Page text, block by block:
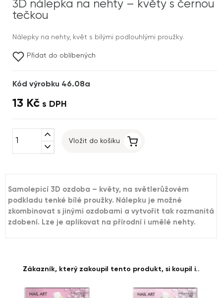
3D nálepka na nehty – květy s černou
tečkou
Nálepky na nehty, květ s bílými podlouhlými proužky.
Přidat do oblíbených
Kód výrobku 46.08a
13 Kč s DPH
expand_less
expand_more
Vložit do košíku
Samolepicí 3D ozdoba – květy, na světlerůžovém
podkladu tenké bílé proužky. Nálepku je možné
zkombinovat s jinými ozdobami a vytvořit tak rozmanitá
zdobení. Lze je aplikovat na přírodní i umělé nehty.
Zákazník, který zakoupil tento produkt, si koupil i..